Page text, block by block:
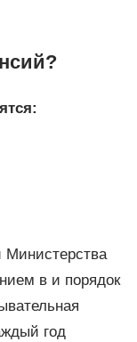
в​ и порядок
год​